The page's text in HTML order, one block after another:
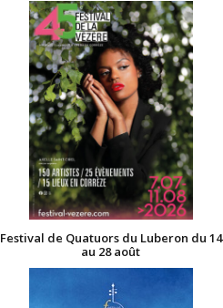
Festival de Quatuors du Luberon du 14
au 28 août